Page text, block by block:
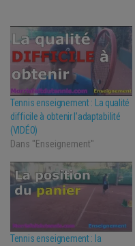
Tennis enseignement : La qualité
difficile à obtenir l’adaptabilité
(VIDÉO)
Dans "Enseignement"
Tennis enseignement : la